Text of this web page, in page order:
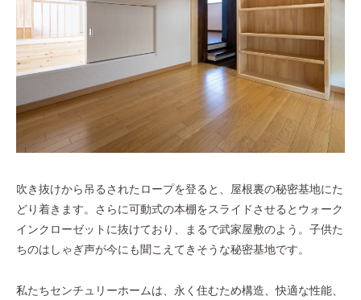
吹き抜けから吊るされたロープを登ると、屋根裏の秘密基地にた
どり着きます。さらに可動式の本棚をスライドさせるとウォーク
インクローゼットに抜けており、まるで武家屋敷のよう。子供た
ちのはしゃぎ声が今にも聞こえてきそうな秘密基地です。
私たちセンチュリーホームは、永く住むため構造、快適な性能、